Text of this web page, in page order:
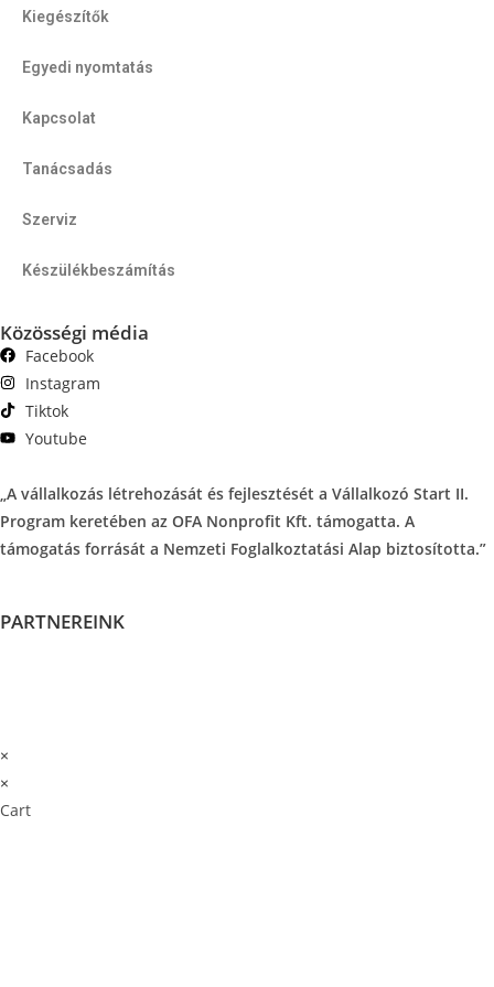
Kiegészítők
Egyedi nyomtatás
Kapcsolat
Tanácsadás
Szerviz
Készülékbeszámítás
Közösségi média
Facebook
Instagram
Tiktok
Youtube
„A vállalkozás létrehozását és fejlesztését a Vállalkozó Start II.
Program keretében az OFA Nonprofit Kft. támogatta. A
támogatás forrását a Nemzeti Foglalkoztatási Alap biztosította.”
PARTNEREINK
×
×
Cart